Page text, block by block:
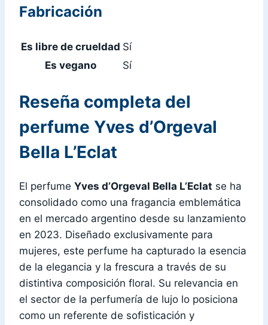
Fabricación
Es libre de crueldad Sí
Es vegano
Sí
Reseña completa del
perfume Yves d’Orgeval
Bella L’Eclat
El perfume Yves d’Orgeval Bella L’Eclat se ha
consolidado como una fragancia emblemática
en el mercado argentino desde su lanzamiento
en 2023. Diseñado exclusivamente para
mujeres, este perfume ha capturado la esencia
de la elegancia y la frescura a través de su
distintiva composición floral. Su relevancia en
el sector de la perfumería de lujo lo posiciona
como un referente de sofisticación y